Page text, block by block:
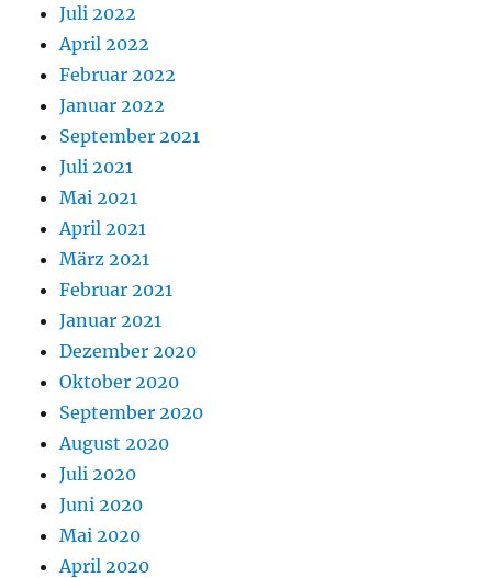
Juli 2022
April 2022
Februar 2022
Januar 2022
September 2021
Juli 2021
Mai 2021
April 2021
März 2021
Februar 2021
Januar 2021
Dezember 2020
Oktober 2020
September 2020
August 2020
Juli 2020
Juni 2020
Mai 2020
April 2020